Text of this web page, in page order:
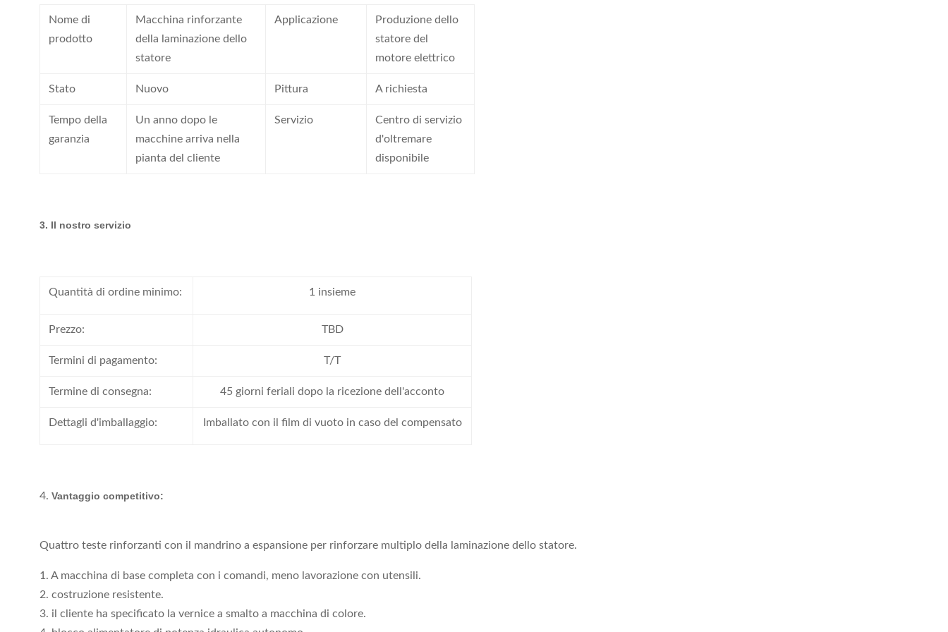
Nome di
prodotto
Macchina rinforzante
della laminazione dello
statore
Applicazione
Produzione dello
statore del
motore elettrico
Stato Nuovo Pittura A richiesta
Tempo della
garanzia
Un anno dopo le
macchine arriva nella
pianta del cliente
Servizio
Centro di servizio
d'oltremare
disponibile
3. Il nostro servizio
Quantità di ordine minimo: 1 insieme
Prezzo: TBD
Termini di pagamento: T/T
Termine di consegna: 45 giorni feriali dopo la ricezione dell'acconto
Dettagli d'imballaggio: Imballato con il film di vuoto in caso del compensato
4. Vantaggio competitivo:
Quattro teste rinforzanti con il mandrino a espansione per rinforzare multiplo della laminazione dello statore.
1. A macchina di base completa con i comandi, meno lavorazione con utensili.
2. costruzione resistente.
3. il cliente ha specificato la vernice a smalto a macchina di colore.